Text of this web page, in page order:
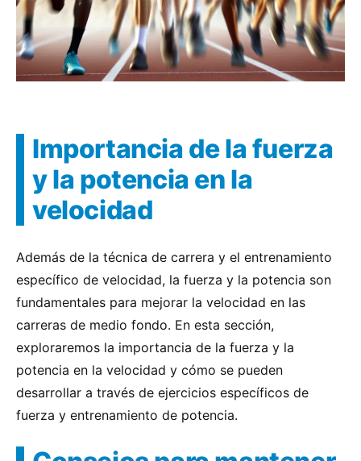
Importancia de la fuerza
y la potencia en la
velocidad
Además de la técnica de carrera y el entrenamiento
específico de velocidad, la fuerza y la potencia son
fundamentales para mejorar la velocidad en las
carreras de medio fondo. En esta sección,
exploraremos la importancia de la fuerza y la
potencia en la velocidad y cómo se pueden
desarrollar a través de ejercicios específicos de
fuerza y entrenamiento de potencia.